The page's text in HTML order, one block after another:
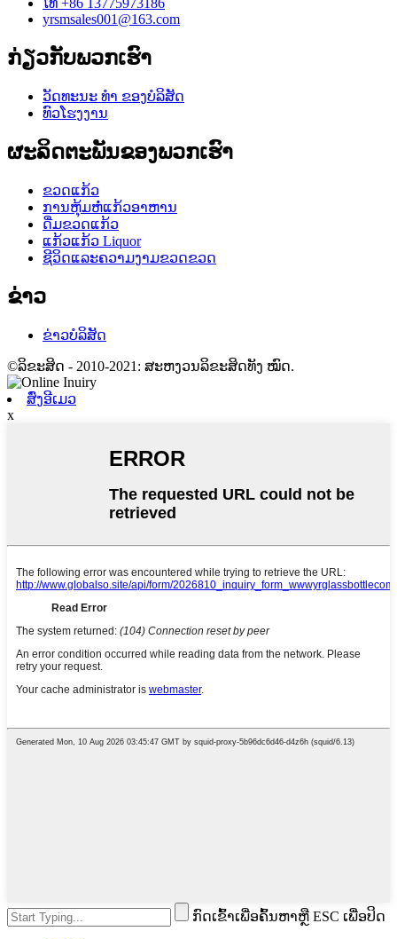
ໂທ +86 13775973186
yrsmsales001@163.com
ກ່ຽວ​ກັບ​ພວກ​ເຮົາ
ວັດທະນະ ທຳ ຂອງບໍລິສັດ
ທົວໂຮງງານ
ຜະລິດຕະພັນຂອງພວກເຮົາ
ຂວດແກ້ວ
ການຫຸ້ມຫໍ່ແກ້ວອາຫານ
ດື່ມຂວດແກ້ວ
ແກ້ວແກ້ວ Liquor
ຊີວິດແລະຄວາມງາມຂວດຂວດ
ຂ່າວ
ຂ່າວບໍລິສັດ
©ລິຂະສິດ - 2010-2021: ສະຫງວນລິຂະສິດທັງ ໝົດ.
ສົ່ງອີເມວ
x
ກົດເຂົ້າເພື່ອຄົ້ນຫາຫຼື ESC ເພື່ອປິດ